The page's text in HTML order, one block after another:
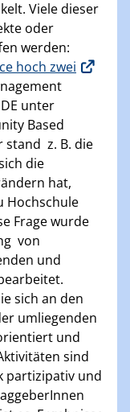
Viele dieser
oder
werden:
hoch zwei
unter
Based
stand z. B. die
die
hat,
Hochschule
Frage wurde
von
und
sich an den
umliegenden
und
sind
partizipativ und